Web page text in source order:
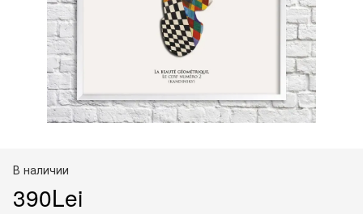
В наличии
390Lei